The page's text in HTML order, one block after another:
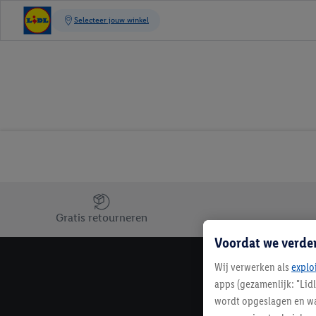
Jouw voordelen bij ons als Lidl webshop klant
Gratis retourneren
Voordat we
Wij verwerken als
apps (gezamenlijk:
wordt opgeslagen en